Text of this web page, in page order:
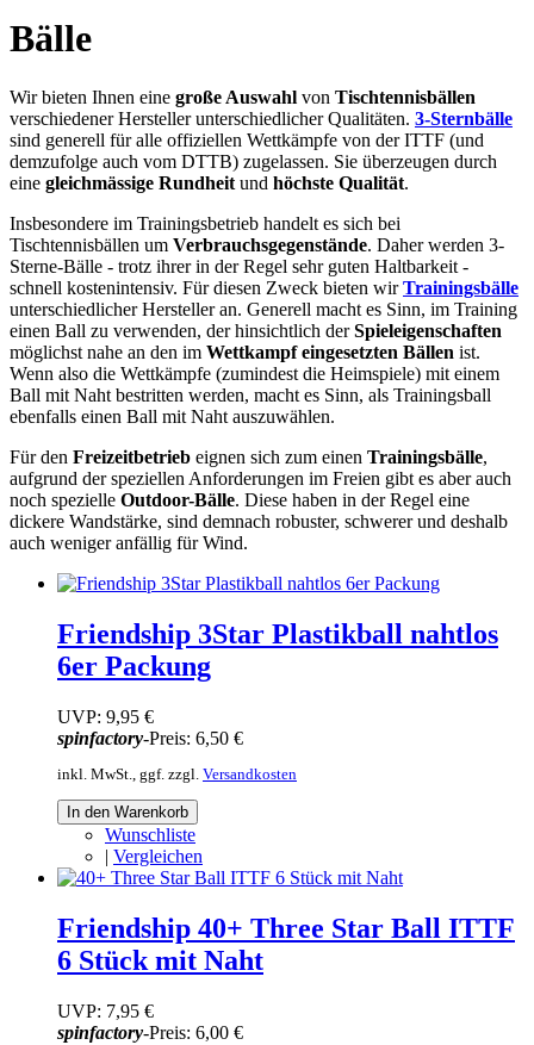
Bälle
Wir bieten Ihnen eine große Auswahl von Tischtennisbällen
verschiedener Hersteller unterschiedlicher Qualitäten. 3-Sternbälle
sind generell für alle offiziellen Wettkämpfe von der ITTF (und
demzufolge auch vom DTTB) zugelassen. Sie überzeugen durch
eine gleichmässige Rundheit und höchste Qualität.
Insbesondere im Trainingsbetrieb handelt es sich bei
Tischtennisbällen um Verbrauchsgegenstände. Daher werden 3-
Sterne-Bälle - trotz ihrer in der Regel sehr guten Haltbarkeit -
schnell kostenintensiv. Für diesen Zweck bieten wirTrainingsbälle
unterschiedlicher Hersteller an. Generell macht es Sinn, im Training
einen Ball zu verwenden, der hinsichtlich derSpieleigenschaften
möglichst nahe an den im Wettkampf eingesetzten Bällen ist.
Wenn also die Wettkämpfe (zumindest die Heimspiele) mit einem
Ball mit Naht bestritten werden, macht es Sinn, als Trainingsball
ebenfalls einen Ball mit Naht auszuwählen.
Für den Freizeitbetrieb eignen sich zum einen Trainingsbälle,
aufgrund der speziellen Anforderungen im Freien gibt es aber auch
noch spezielle Outdoor-Bälle. Diese haben in der Regel eine
dickere Wandstärke, sind demnach robuster, schwerer und deshalb
auch weniger anfällig für Wind.
Friendship 3Star Plastikball nahtlos
6er Packung
UVP: 9,95 €
spinfactory-Preis: 6,50 €
inkl. MwSt., ggf. zzgl. Versandkosten
In den Warenkorb
Wunschliste
| Vergleichen
Friendship 40+ Three Star Ball ITTF
6 Stück mit Naht
UVP: 7,95 €
spinfactory-Preis: 6,00 €